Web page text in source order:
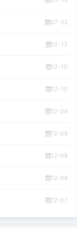
07-22
12-13
12-10
12-10
12-08
12-08
12-08
12-08
12-07